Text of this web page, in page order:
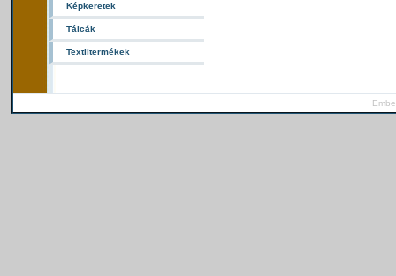
Képkeretek
Tálcák
Textiltermékek